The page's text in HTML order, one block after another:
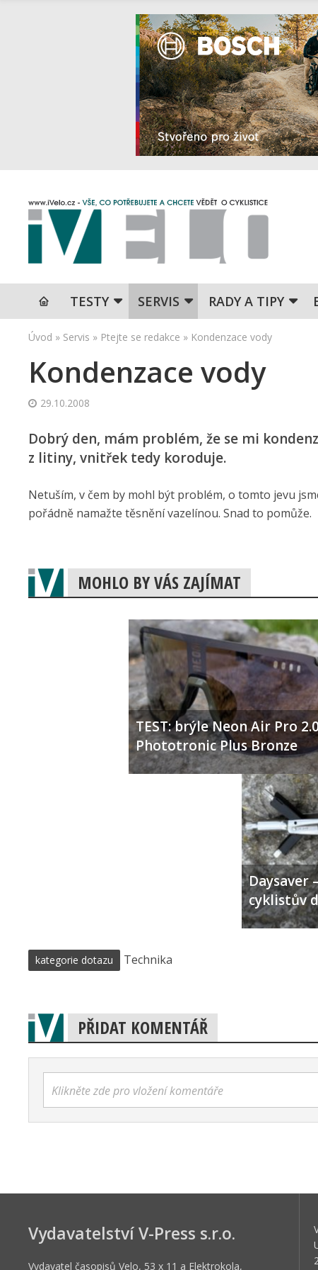
TESTY SERVIS RADY A TIPY
Úvod » Servis » Ptejte se redakce » Kondenzace vody
Kondenzace vody
29.10.2008
Dobrý den, mám problém, že se mi
z litiny, vnitřek tedy koroduje.
Netuším, v čem by mohl být problém, o tomto jevu
pořádně namažte těsnění vazelínou. Snad to pomůže.
MOHLO BY VÁS ZAJÍMAT
TEST: brýle Neon Air Pro
Phototronic Plus Bronze
Daysaver
cyklistův
kategorie dotazu Technika
PŘIDAT KOMENTÁŘ
Klikněte zde pro vložení komentáře
Vydavatelství V-Press s.r.o.
Vydavatel časopisů Velo, 53 x 11 a Elektrokola,